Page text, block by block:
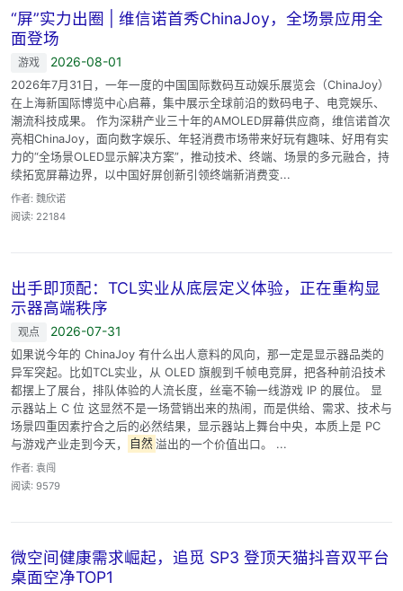
“屏”实力出圈 | 维信诺首秀ChinaJoy，全场景应用全
面登场
游戏 2026-08-01
2026年7月31日，一年一度的中国国际数码互动娱乐展览会（ChinaJoy）
在上海新国际博览中心启幕，集中展示全球前沿的数码电子、电竞娱乐、
潮流科技成果。 作为深耕产业三十年的AMOLED屏幕供应商，维信诺首次
亮相ChinaJoy，面向数字娱乐、年轻消费市场带来好玩有趣味、好用有实
力的“全场景OLED显示解决方案”，推动技术、终端、场景的多元融合，持
续拓宽屏幕边界，以中国好屏创新引领终端新消费变...
作者: 魏欣诺
阅读: 22184
出手即顶配：TCL实业从底层定义体验，正在重构显
示器高端秩序
观点 2026-07-31
如果说今年的 ChinaJoy 有什么出人意料的风向，那一定是显示器品类的
异军突起。比如TCL实业，从 OLED 旗舰到千帧电竞屏，把各种前沿技术
都摆上了展台，排队体验的人流长度，丝毫不输一线游戏 IP 的展位。 显
示器站上 C 位 这显然不是一场营销出来的热闹，而是供给、需求、技术与
场景四重因素拧合之后的必然结果，显示器站上舞台中央，本质上是 PC
与游戏产业走到今天，
自然 溢出的一个价值出口。 ...
作者: 袁闯
阅读: 9579
微空间健康需求崛起，追觅 SP3 登顶天猫抖音双平台
桌面空净TOP1